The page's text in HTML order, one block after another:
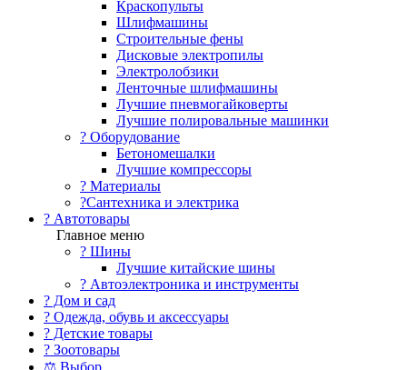
Краскопульты
Шлифмашины
Строительные фены
Дисковые электропилы
Электролобзики
Ленточные шлифмашины
Лучшие пневмогайковерты
Лучшие полировальные машинки
?️ Оборудование
Бетономешалки
Лучшие компрессоры
? Материалы
?Сантехника и электрика
? Автотовары
Главное меню
? Шины
Лучшие китайские шины
? Автоэлектроника и инструменты
? Дом и сад
? Одежда, обувь и аксессуары
? Детские товары
? Зоотовары
⚖ Выбор